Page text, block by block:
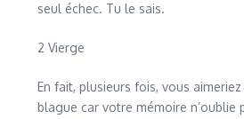
seul échec. Tu le sais.
2 Vierge
En fait, plusieurs fois, vous
blague car votre mémoire